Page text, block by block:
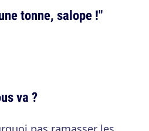
tonne, salope !"
va ?